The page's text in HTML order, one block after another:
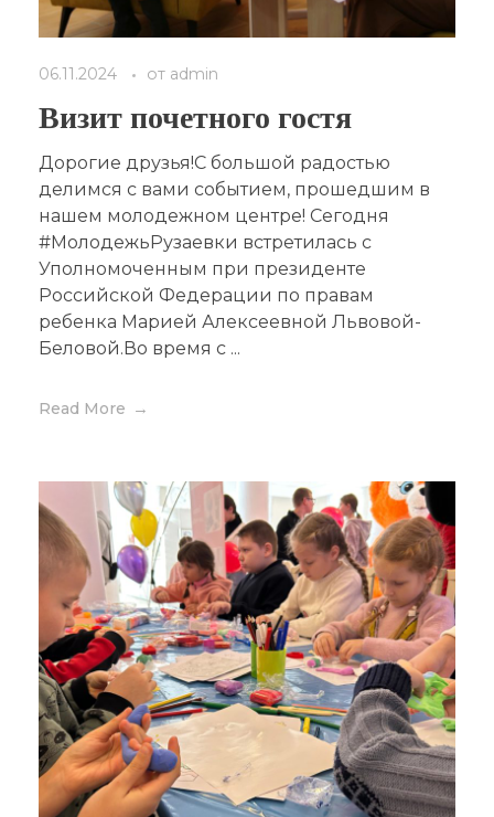
06.11.2024 от admin
Визит почетного гостя
Дорогие друзья!С большой радостью
делимся с вами событием, прошедшим в
нашем молодежном центре! Сегодня
#МолодежьРузаевки встретилась с
Уполномоченным при президенте
Российской Федерации по правам
ребенка Марией Алексеевной Львовой-
Беловой.Во время с ...
Read More